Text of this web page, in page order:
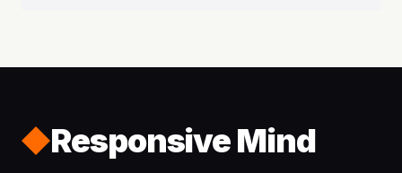
Responsive Mind